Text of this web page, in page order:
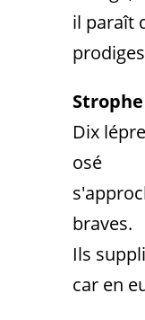
il paraît
Dix
osé
braves.
Ils
car en